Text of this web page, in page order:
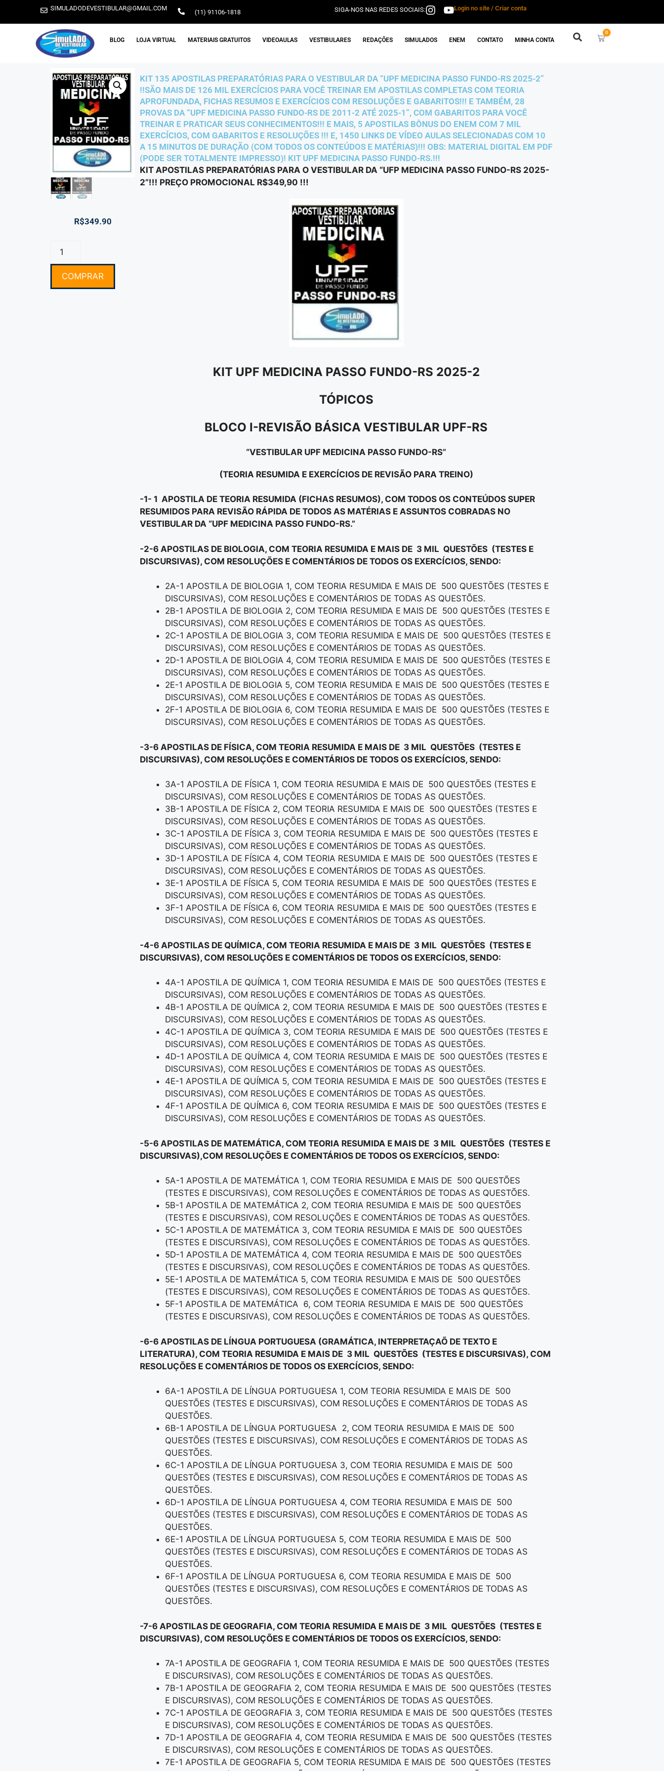
SIMULADODEVESTIBULAR@GMAIL.COM (11) 91106-1818 SIGA-NOS NAS REDES SOCIAIS: Login no site / Criar conta
BLOG LOJA VIRTUAL MATERIAIS GRATUITOS VIDEOAULAS VESTIBULARES REDAÇÕES SIMULADOS ENEM CONTATO MINHA CONTA
0
R$349.90
COMPRAR
KIT 135 APOSTILAS PREPARATÓRIAS PARA O VESTIBULAR DA “UPF MEDICINA PASSO FUNDO-RS 2025-2”
!!SÃO MAIS DE 126 MIL EXERCÍCIOS PARA VOCÊ TREINAR EM APOSTILAS COMPLETAS COM TEORIA
APROFUNDADA, FICHAS RESUMOS E EXERCÍCIOS COM RESOLUÇÕES E GABARITOS!!! E TAMBÉM, 28
PROVAS DA “UPF MEDICINA PASSO FUNDO-RS DE 2011-2 ATÉ 2025-1”, COM GABARITOS PARA VOCÊ
TREINAR E PRATICAR SEUS CONHECIMENTOS!!! E MAIS, 5 APOSTILAS BÔNUS DO ENEM COM 7 MIL
EXERCÍCIOS, COM GABARITOS E RESOLUÇÕES !!! E, 1450 LINKS DE VÍDEO AULAS SELECIONADAS COM 10
A 15 MINUTOS DE DURAÇÃO (COM TODOS OS CONTEÚDOS E MATÉRIAS)!!! OBS: MATERIAL DIGITAL EM PDF
(PODE SER TOTALMENTE IMPRESSO)! KIT UPF MEDICINA PASSO FUNDO-RS.!!!
KIT APOSTILAS PREPARATÓRIAS PARA O VESTIBULAR DA “UFP MEDICINA PASSO FUNDO-RS 2025-
2”!!! PREÇO PROMOCIONAL R$349,90 !!!
KIT UPF MEDICINA PASSO FUNDO-RS 2025-2
TÓPICOS
BLOCO I-REVISÃO BÁSICA VESTIBULAR UPF-RS
“VESTIBULAR UPF MEDICINA PASSO FUNDO-RS”
(TEORIA RESUMIDA E EXERCÍCIOS DE REVISÃO PARA TREINO)
-1- 1 APOSTILA DE TEORIA RESUMIDA (FICHAS RESUMOS), COM TODOS OS CONTEÚDOS SUPER
RESUMIDOS PARA REVISÃO RÁPIDA DE TODOS AS MATÉRIAS E ASSUNTOS COBRADAS NO
VESTIBULAR DA “UPF MEDICINA PASSO FUNDO-RS.”
-2-6 APOSTILAS DE BIOLOGIA, COM TEORIA RESUMIDA E MAIS DE 3 MIL QUESTÕES (TESTES E
DISCURSIVAS), COM RESOLUÇÕES E COMENTÁRIOS DE TODOS OS EXERCÍCIOS, SENDO:
2A-1 APOSTILA DE BIOLOGIA 1, COM TEORIA RESUMIDA E MAIS DE 500 QUESTÕES (TESTES E
DISCURSIVAS), COM RESOLUÇÕES E COMENTÁRIOS DE TODAS AS QUESTÕES.
2B-1 APOSTILA DE BIOLOGIA 2, COM TEORIA RESUMIDA E MAIS DE 500 QUESTÕES (TESTES E
DISCURSIVAS), COM RESOLUÇÕES E COMENTÁRIOS DE TODAS AS QUESTÕES.
2C-1 APOSTILA DE BIOLOGIA 3, COM TEORIA RESUMIDA E MAIS DE 500 QUESTÕES (TESTES E
DISCURSIVAS), COM RESOLUÇÕES E COMENTÁRIOS DE TODAS AS QUESTÕES.
2D-1 APOSTILA DE BIOLOGIA 4, COM TEORIA RESUMIDA E MAIS DE 500 QUESTÕES (TESTES E
DISCURSIVAS), COM RESOLUÇÕES E COMENTÁRIOS DE TODAS AS QUESTÕES.
2E-1 APOSTILA DE BIOLOGIA 5, COM TEORIA RESUMIDA E MAIS DE 500 QUESTÕES (TESTES E
DISCURSIVAS), COM RESOLUÇÕES E COMENTÁRIOS DE TODAS AS QUESTÕES.
2F-1 APOSTILA DE BIOLOGIA 6, COM TEORIA RESUMIDA E MAIS DE 500 QUESTÕES (TESTES E
DISCURSIVAS), COM RESOLUÇÕES E COMENTÁRIOS DE TODAS AS QUESTÕES.
-3-6 APOSTILAS DE FÍSICA, COM TEORIA RESUMIDA E MAIS DE 3 MIL QUESTÕES (TESTES E
DISCURSIVAS), COM RESOLUÇÕES E COMENTÁRIOS DE TODOS OS EXERCÍCIOS, SENDO:
3A-1 APOSTILA DE FÍSICA 1, COM TEORIA RESUMIDA E MAIS DE 500 QUESTÕES (TESTES E
DISCURSIVAS), COM RESOLUÇÕES E COMENTÁRIOS DE TODAS AS QUESTÕES.
3B-1 APOSTILA DE FÍSICA 2, COM TEORIA RESUMIDA E MAIS DE 500 QUESTÕES (TESTES E
DISCURSIVAS), COM RESOLUÇÕES E COMENTÁRIOS DE TODAS AS QUESTÕES.
3C-1 APOSTILA DE FÍSICA 3, COM TEORIA RESUMIDA E MAIS DE 500 QUESTÕES (TESTES E
DISCURSIVAS), COM RESOLUÇÕES E COMENTÁRIOS DE TODAS AS QUESTÕES.
3D-1 APOSTILA DE FÍSICA 4, COM TEORIA RESUMIDA E MAIS DE 500 QUESTÕES (TESTES E
DISCURSIVAS), COM RESOLUÇÕES E COMENTÁRIOS DE TODAS AS QUESTÕES.
3E-1 APOSTILA DE FÍSICA 5, COM TEORIA RESUMIDA E MAIS DE 500 QUESTÕES (TESTES E
DISCURSIVAS), COM RESOLUÇÕES E COMENTÁRIOS DE TODAS AS QUESTÕES.
3F-1 APOSTILA DE FÍSICA 6, COM TEORIA RESUMIDA E MAIS DE 500 QUESTÕES (TESTES E
DISCURSIVAS), COM RESOLUÇÕES E COMENTÁRIOS DE TODAS AS QUESTÕES.
-4-6 APOSTILAS DE QUÍMICA, COM TEORIA RESUMIDA E MAIS DE 3 MIL QUESTÕES (TESTES E
DISCURSIVAS), COM RESOLUÇÕES E COMENTÁRIOS DE TODOS OS EXERCÍCIOS, SENDO:
4A-1 APOSTILA DE QUÍMICA 1, COM TEORIA RESUMIDA E MAIS DE 500 QUESTÕES (TESTES E
DISCURSIVAS), COM RESOLUÇÕES E COMENTÁRIOS DE TODAS AS QUESTÕES.
4B-1 APOSTILA DE QUÍMICA 2, COM TEORIA RESUMIDA E MAIS DE 500 QUESTÕES (TESTES E
DISCURSIVAS), COM RESOLUÇÕES E COMENTÁRIOS DE TODAS AS QUESTÕES.
4C-1 APOSTILA DE QUÍMICA 3, COM TEORIA RESUMIDA E MAIS DE 500 QUESTÕES (TESTES E
DISCURSIVAS), COM RESOLUÇÕES E COMENTÁRIOS DE TODAS AS QUESTÕES.
4D-1 APOSTILA DE QUÍMICA 4, COM TEORIA RESUMIDA E MAIS DE 500 QUESTÕES (TESTES E
DISCURSIVAS), COM RESOLUÇÕES E COMENTÁRIOS DE TODAS AS QUESTÕES.
4E-1 APOSTILA DE QUÍMICA 5, COM TEORIA RESUMIDA E MAIS DE 500 QUESTÕES (TESTES E
DISCURSIVAS), COM RESOLUÇÕES E COMENTÁRIOS DE TODAS AS QUESTÕES.
4F-1 APOSTILA DE QUÍMICA 6, COM TEORIA RESUMIDA E MAIS DE 500 QUESTÕES (TESTES E
DISCURSIVAS), COM RESOLUÇÕES E COMENTÁRIOS DE TODAS AS QUESTÕES.
-5-6 APOSTILAS DE MATEMÁTICA, COM TEORIA RESUMIDA E MAIS DE 3 MIL QUESTÕES (TESTES E
DISCURSIVAS),COM RESOLUÇÕES E COMENTÁRIOS DE TODOS OS EXERCÍCIOS, SENDO:
5A-1 APOSTILA DE MATEMÁTICA 1, COM TEORIA RESUMIDA E MAIS DE 500 QUESTÕES
(TESTES E DISCURSIVAS), COM RESOLUÇÕES E COMENTÁRIOS DE TODAS AS QUESTÕES.
5B-1 APOSTILA DE MATEMÁTICA 2, COM TEORIA RESUMIDA E MAIS DE 500 QUESTÕES
(TESTES E DISCURSIVAS), COM RESOLUÇÕES E COMENTÁRIOS DE TODAS AS QUESTÕES.
5C-1 APOSTILA DE MATEMÁTICA 3, COM TEORIA RESUMIDA E MAIS DE 500 QUESTÕES
(TESTES E DISCURSIVAS), COM RESOLUÇÕES E COMENTÁRIOS DE TODAS AS QUESTÕES.
5D-1 APOSTILA DE MATEMÁTICA 4, COM TEORIA RESUMIDA E MAIS DE 500 QUESTÕES
(TESTES E DISCURSIVAS), COM RESOLUÇÕES E COMENTÁRIOS DE TODAS AS QUESTÕES.
5E-1 APOSTILA DE MATEMÁTICA 5, COM TEORIA RESUMIDA E MAIS DE 500 QUESTÕES
(TESTES E DISCURSIVAS), COM RESOLUÇÕES E COMENTÁRIOS DE TODAS AS QUESTÕES.
5F-1 APOSTILA DE MATEMÁTICA 6, COM TEORIA RESUMIDA E MAIS DE 500 QUESTÕES
(TESTES E DISCURSIVAS), COM RESOLUÇÕES E COMENTÁRIOS DE TODAS AS QUESTÕES.
-6-6 APOSTILAS DE LÍNGUA PORTUGUESA (GRAMÁTICA, INTERPRETAÇAÕ DE TEXTO E
LITERATURA), COM TEORIA RESUMIDA E MAIS DE 3 MIL QUESTÕES (TESTES E DISCURSIVAS), COM
RESOLUÇÕES E COMENTÁRIOS DE TODOS OS EXERCÍCIOS, SENDO:
6A-1 APOSTILA DE LÍNGUA PORTUGUESA 1, COM TEORIA RESUMIDA E MAIS DE 500
QUESTÕES (TESTES E DISCURSIVAS), COM RESOLUÇÕES E COMENTÁRIOS DE TODAS AS
QUESTÕES.
6B-1 APOSTILA DE LÍNGUA PORTUGUESA 2, COM TEORIA RESUMIDA E MAIS DE 500
QUESTÕES (TESTES E DISCURSIVAS), COM RESOLUÇÕES E COMENTÁRIOS DE TODAS AS
QUESTÕES.
6C-1 APOSTILA DE LÍNGUA PORTUGUESA 3, COM TEORIA RESUMIDA E MAIS DE 500
QUESTÕES (TESTES E DISCURSIVAS), COM RESOLUÇÕES E COMENTÁRIOS DE TODAS AS
QUESTÕES.
6D-1 APOSTILA DE LÍNGUA PORTUGUESA 4, COM TEORIA RESUMIDA E MAIS DE 500
QUESTÕES (TESTES E DISCURSIVAS), COM RESOLUÇÕES E COMENTÁRIOS DE TODAS AS
QUESTÕES.
6E-1 APOSTILA DE LÍNGUA PORTUGUESA 5, COM TEORIA RESUMIDA E MAIS DE 500
QUESTÕES (TESTES E DISCURSIVAS), COM RESOLUÇÕES E COMENTÁRIOS DE TODAS AS
QUESTÕES.
6F-1 APOSTILA DE LÍNGUA PORTUGUESA 6, COM TEORIA RESUMIDA E MAIS DE 500
QUESTÕES (TESTES E DISCURSIVAS), COM RESOLUÇÕES E COMENTÁRIOS DE TODAS AS
QUESTÕES.
-7-6 APOSTILAS DE GEOGRAFIA, COM TEORIA RESUMIDA E MAIS DE 3 MIL QUESTÕES (TESTES E
DISCURSIVAS), COM RESOLUÇÕES E COMENTÁRIOS DE TODOS OS EXERCÍCIOS, SENDO:
7A-1 APOSTILA DE GEOGRAFIA 1, COM TEORIA RESUMIDA E MAIS DE 500 QUESTÕES (TESTES
E DISCURSIVAS), COM RESOLUÇÕES E COMENTÁRIOS DE TODAS AS QUESTÕES.
7B-1 APOSTILA DE GEOGRAFIA 2, COM TEORIA RESUMIDA E MAIS DE 500 QUESTÕES (TESTES
E DISCURSIVAS), COM RESOLUÇÕES E COMENTÁRIOS DE TODAS AS QUESTÕES.
7C-1 APOSTILA DE GEOGRAFIA 3, COM TEORIA RESUMIDA E MAIS DE 500 QUESTÕES (TESTES
E DISCURSIVAS), COM RESOLUÇÕES E COMENTÁRIOS DE TODAS AS QUESTÕES.
7D-1 APOSTILA DE GEOGRAFIA 4, COM TEORIA RESUMIDA E MAIS DE 500 QUESTÕES (TESTES
E DISCURSIVAS), COM RESOLUÇÕES E COMENTÁRIOS DE TODAS AS QUESTÕES.
7E-1 APOSTILA DE GEOGRAFIA 5, COM TEORIA RESUMIDA E MAIS DE 500 QUESTÕES (TESTES